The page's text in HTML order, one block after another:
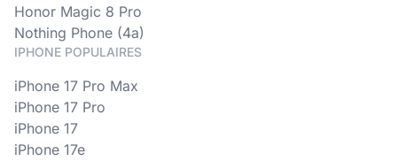
Honor Magic 8 Pro
Nothing Phone (4a)
IPHONE POPULAIRES
iPhone 17 Pro Max
iPhone 17 Pro
iPhone 17
iPhone 17e